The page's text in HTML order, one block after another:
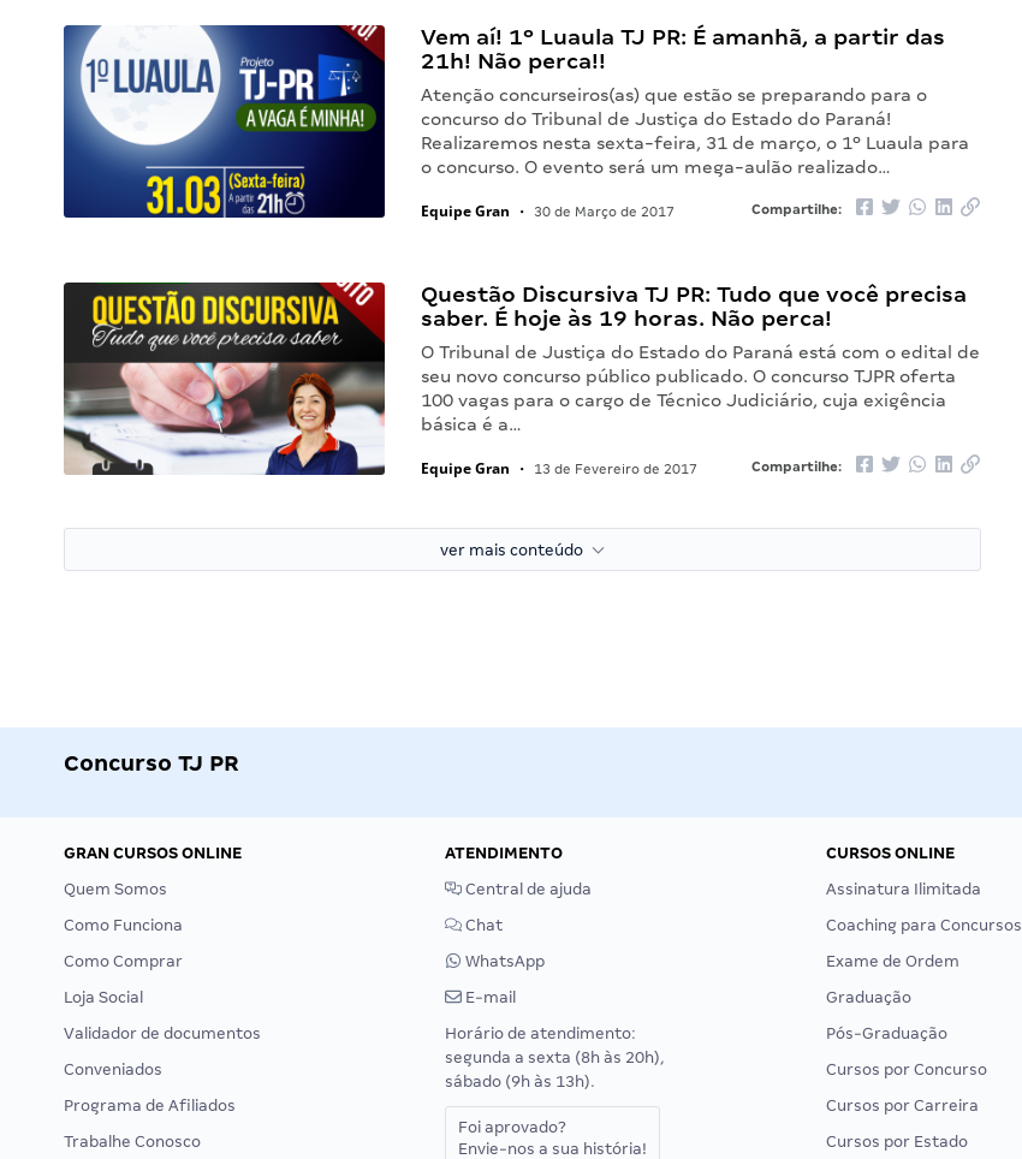
Vem aí! 1º Luaula TJ PR: É amanhã, a partir das
21h! Não perca!!
Atenção concurseiros(as) que estão se preparando para o
concurso do Tribunal de Justiça do Estado do Paraná!
Realizaremos nesta sexta-feira, 31 de março, o 1º Luaula para
o concurso. O evento será um mega-aulão realizado…
Equipe Gran • 30 de Março de 2017 Compartilhe:
Questão Discursiva TJ PR: Tudo que você precisa
saber. É hoje às 19 horas. Não perca!
O Tribunal de Justiça do Estado do Paraná está com o edital de
seu novo concurso público publicado. O concurso TJPR oferta
100 vagas para o cargo de Técnico Judiciário, cuja exigência
básica é a…
Equipe Gran • 13 de Fevereiro de 2017 Compartilhe:
ver mais conteúdo
Concurso TJ PR
GRAN CURSOS ONLINE
Quem Somos
Como Funciona
Como Comprar
Loja Social
Validador de documentos
Conveniados
Programa de Afiliados
Trabalhe Conosco
ATENDIMENTO
Central de ajuda
Chat
WhatsApp
E-mail
Horário de atendimento:
segunda a sexta (8h às 20h),
sábado (9h às 13h).
Foi aprovado?
Envie-nos a sua história!
CURSOS ONLINE
Assinatura Ilimitada
Coaching para Concursos
Exame de Ordem
Graduação
Pós-Graduação
Cursos por Concurso
Cursos por Carreira
Cursos por Estado